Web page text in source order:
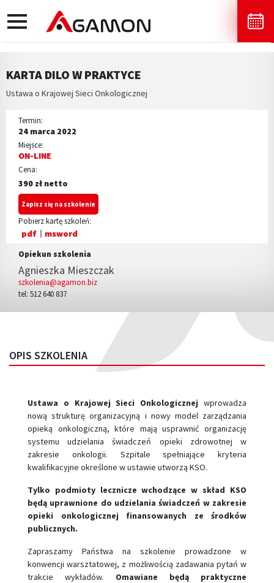
toggle
navigation
KARTA DILO W PRAKTYCE
Ustawa o Krajowej Sieci Onkologicznej
Termin:
24 marca 2022
Miejsce:
ON-LINE
Cena:
390 zł netto
Zapisz się na szkolenie
Pobierz kartę szkoleń:
pdf msword
Opiekun szkolenia
Agnieszka Mieszczak
szkolenia@agamon.biz
tel: 512 640 837
OPIS SZKOLENIA
Ustawa o Krajowej Sieci Onkologicznej wprowadza
nową strukturę organizacyjną i nowy model zarządzania
opieką onkologiczną, które mają usprawnić organizację
systemu udzielania świadczeń opieki zdrowotnej w
zakresie onkologii. Szpitale spełniające kryteria
kwalifikacyjne określone w ustawie utworzą KSO.
Tylko podmioty lecznicze wchodzące w skład KSO
będą uprawnione do udzielania świadczeń w zakresie
opieki onkologicznej finansowanych ze środków
publicznych.
Zapraszamy Państwa na szkolenie prowadzone w
konwencji warsztatowej, z możliwością zadawania pytań w
trakcie wykładów. Omawiane będą praktyczne